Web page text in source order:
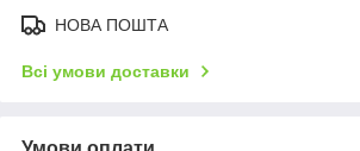
НОВА ПОШТА
Всі умови доставки